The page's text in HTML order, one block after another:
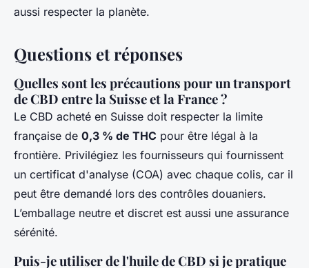
aussi respecter la planète.
Questions et réponses
Quelles sont les précautions pour un transport
de CBD entre la Suisse et la France ?
Le CBD acheté en Suisse doit respecter la limite
française de 0,3 % de THC pour être légal à la
frontière. Privilégiez les fournisseurs qui fournissent
un certificat d'analyse (COA) avec chaque colis, car il
peut être demandé lors des contrôles douaniers.
L’emballage neutre et discret est aussi une assurance
sérénité.
Puis-je utiliser de l'huile de CBD si je pratique